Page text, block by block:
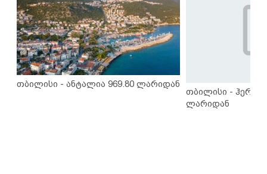
თბილისი - ანტალია 969.80 ლარიდან
თბილისი -
ლარიდან